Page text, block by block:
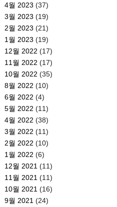
4월 2023 (37)
3월 2023 (19)
2월 2023 (21)
1월 2023 (19)
12월 2022 (17)
11월 2022 (17)
10월 2022 (35)
8월 2022 (10)
6월 2022 (4)
5월 2022 (11)
4월 2022 (38)
3월 2022 (11)
2월 2022 (10)
1월 2022 (6)
12월 2021 (11)
11월 2021 (11)
10월 2021 (16)
9월 2021 (24)